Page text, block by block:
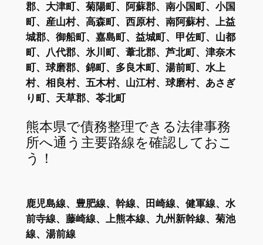
郡、大津町、菊陽町、阿蘇郡、南小国町、小国
町、産山村、高森町、西原村、南阿蘇村、上益
城郡、御船町、嘉島町、益城町、甲佐町、山都
町、八代郡、氷川町、葦北郡、芦北町、津奈木
町、球磨郡、錦町、多良木町、湯前町、水上
村、相良村、五木村、山江村、球磨村、あさぎ
り町、天草郡、苓北町
熊本県で債務整理できる法律事務
所へ通う主要路線を確認しておこ
う！
鹿児島線、豊肥線、幹線、田崎線、健軍線、水
前寺線、藤崎線、上熊本線、九州新幹線、菊池
線、湯前線